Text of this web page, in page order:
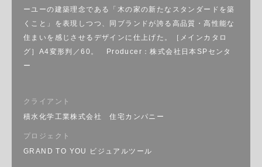
ーユーの建築理念である「木の家の新たなスタンダードを築
くこと」を表現しつつ、同ブランドが誇る高品質・高性能な
住まいを感じさせるデザインに仕上げた。［メインカタロ
グ］A4変形判／60。 Producer：株式会社日本SPセンタ
ー
クライアント
積水化学工業株式会社 住宅カンパニー
プロジェクト
GRAND TO YOU ビジュアルツール